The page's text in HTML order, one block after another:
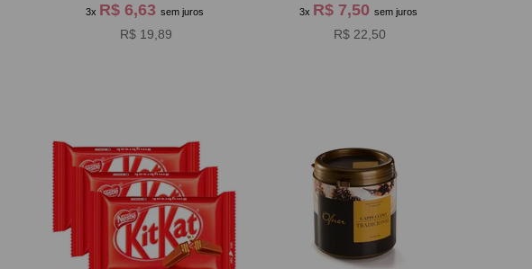
3x R$ 6,63 sem juros
R$ 19,89
3x R$ 7,50 sem juros
R$ 22,50